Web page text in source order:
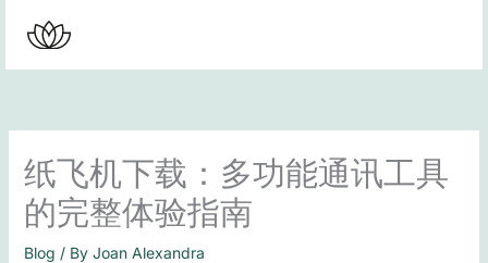
content
纸飞机下载：多功能通讯工具
的完整体验指南
Blog / By Joan Alexandra